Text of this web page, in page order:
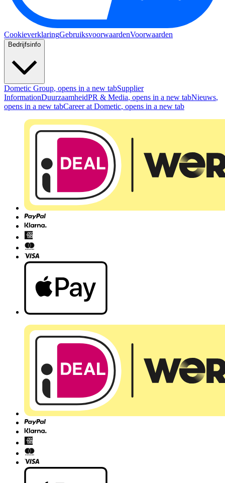
CookieverklaringGebruiksvoorwaardenVoorwaarden
Bedrijfsinfo
Dometic Group, opens in a new tabSupplier
InformationDuurzaamheidPR & Media, opens in a new tabNieuws,
opens in a new tabCareer at Dometic, opens in a new tab